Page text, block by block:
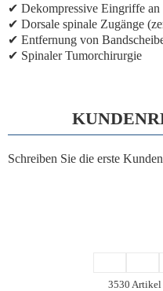
✔ Dekompressive Eingriffe an
✔ Dorsale spinale Zugänge
✔ Entfernung von
✔ Spinaler Tumorchirurgie
Schreiben Sie die erste
3530 Artikel